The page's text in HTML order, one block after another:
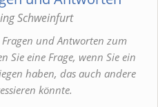
Schweinfurt
und Antworten zum
Sie eine Frage, wenn Sie ein
haben, das auch andere
könnte.